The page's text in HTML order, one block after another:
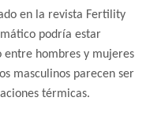
en la revista Fertility
podría estar
hombres y mujeres
masculinos parecen ser
térmicas.